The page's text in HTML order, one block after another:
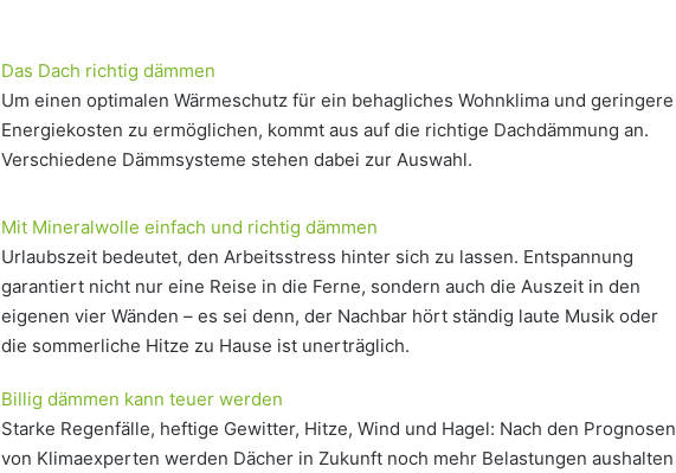
Das Dach richtig dämmen
Um einen optimalen Wärmeschutz für ein behagliches Wohnklima und geringere
Energiekosten zu ermöglichen, kommt aus auf die richtige Dachdämmung an.
Verschiedene Dämmsysteme stehen dabei zur Auswahl.
Mit Mineralwolle einfach und richtig dämmen
Urlaubszeit bedeutet, den Arbeitsstress hinter sich zu lassen. Entspannung
garantiert nicht nur eine Reise in die Ferne, sondern auch die Auszeit in den
eigenen vier Wänden – es sei denn, der Nachbar hört ständig laute Musik oder
die sommerliche Hitze zu Hause ist unerträglich.
Billig dämmen kann teuer werden
Starke Regenfälle, heftige Gewitter, Hitze, Wind und Hagel: Nach den Prognosen
von Klimaexperten werden Dächer in Zukunft noch mehr Belastungen aushalten